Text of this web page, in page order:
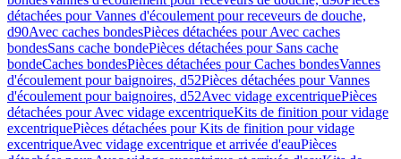
détachées pour Vannes d'écoulement pour receveurs de douche,
d90Avec caches bondesPièces détachées pour Avec caches
bondesSans cache bondePièces détachées pour Sans cache
bondeCaches bondesPièces détachées pour Caches bondesVannes
d'écoulement pour baignoires, d52Pièces détachées pour Vannes
d'écoulement pour baignoires, d52Avec vidage excentriquePièces
détachées pour Avec vidage excentriqueKits de finition pour vidage
excentriquePièces détachées pour Kits de finition pour vidage
excentriqueAvec vidage excentrique et arrivée d'eauPièces